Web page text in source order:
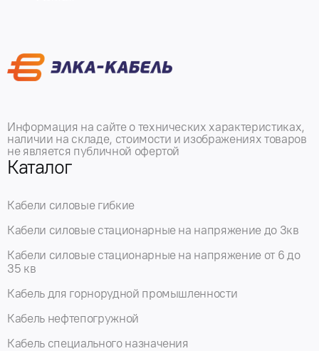
Информация на сайте о технических характеристиках,
наличии на складе, стоимости и изображениях товаров
не является публичной офертой
Каталог
Кабели силовые гибкие
Кабели силовые стационарные на напряжение до 3кв
Кабели силовые стационарные на напряжение от 6 до
35 кв
Кабель для горнорудной промышленности
Кабель нефтепогружной
Кабель специального назначения